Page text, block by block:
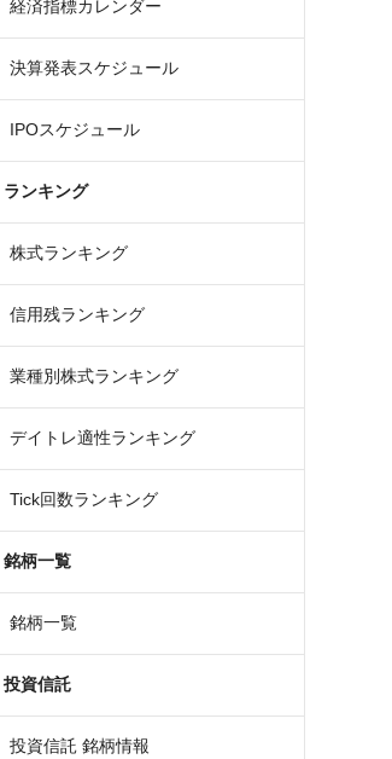
経済指標カレンダー
決算発表スケジュール
IPOスケジュール
ランキング
株式ランキング
信用残ランキング
業種別株式ランキング
デイトレ適性ランキング
Tick回数ランキング
銘柄一覧
銘柄一覧
投資信託
投資信託 銘柄情報